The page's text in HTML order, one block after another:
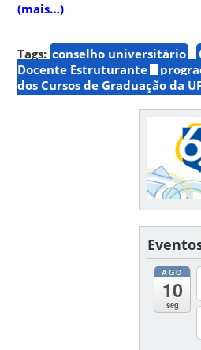
(mais…)
Tags: conselho universitário
Docente Estruturante
dos Cursos de Graduação da
AGO
10
seg